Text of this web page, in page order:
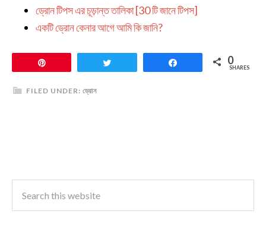
ড্রোন টিপস এর চূড়ান্ত তালিকা [30 টি জানে টিপস]
একটি ড্রোন কেনার আগে আমি কি জানি?
0
SHARES
FILED UNDER: ড্রোন